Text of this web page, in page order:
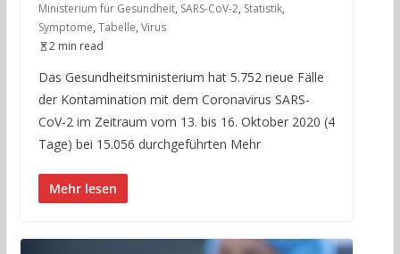
Ministerium für Gesundheit, SARS-CoV-2, Statistik,
Symptome, Tabelle, Virus
2 min read
Das Gesundheitsministerium hat 5.752 neue Fälle
der Kontamination mit dem Coronavirus SARS-
CoV-2 im Zeitraum vom 13. bis 16. Oktober 2020 (4
Tage) bei 15.056 durchgeführten Mehr
Mehr lesen